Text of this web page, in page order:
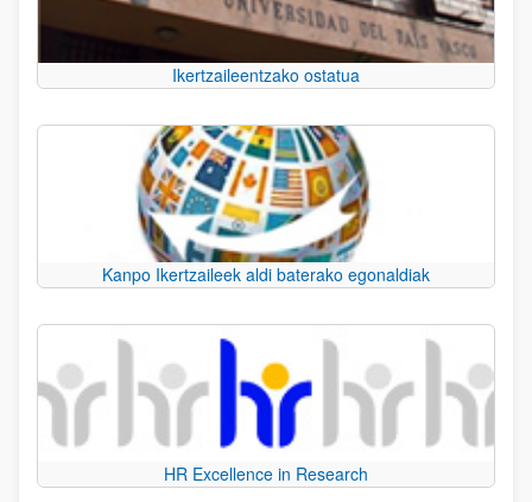
Ikertzaileentzako ostatua
Kanpo Ikertzaileek aldi baterako egonaldiak
HR Excellence in Research